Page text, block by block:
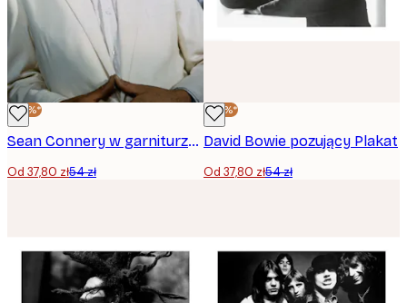
-30%*
Sean Connery w garniturze Plakat
Od 37,80 zł54 zł
-30%*
David Bowie pozujący Plakat
Od 37,80 zł54 zł